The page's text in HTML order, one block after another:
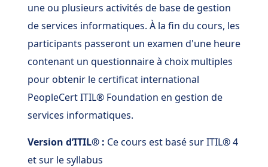
une ou plusieurs activités de base de gestion
de services informatiques. À la fin du cours, les
participants passeront un examen d'une heure
contenant un questionnaire à choix multiples
pour obtenir le certificat international
PeopleCert ITIL® Foundation en gestion de
services informatiques.
Version d’ITIL® : Ce cours est basé sur ITIL® 4
et sur le syllabus